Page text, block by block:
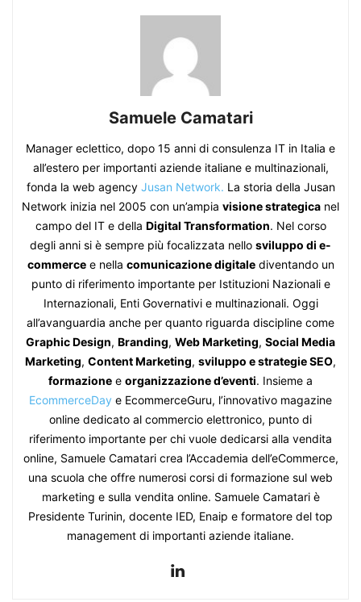
Samuele Camatari
Manager eclettico, dopo 15 anni di consulenza IT in Italia e
all’estero per importanti aziende italiane e multinazionali,
fonda la web agency Jusan Network. La storia della Jusan
Network inizia nel 2005 con un’ampia visione strategica nel
campo del IT e della Digital Transformation. Nel corso
degli anni si è sempre più focalizzata nello sviluppo di e-
commercee nella comunicazione digitalediventando un
punto di riferimento importante per Istituzioni Nazionali e
Internazionali, Enti Governativi e multinazionali. Oggi
all’avanguardia anche per quanto riguarda discipline come
Graphic Design, Branding, Web Marketing, Social Media
Marketing, Content Marketing, sviluppo e strategie SEO,
formazione e organizzazione d’eventi. Insieme a
EcommerceDay e EcommerceGuru, l’innovativo magazine
online dedicato al commercio elettronico, punto di
riferimento importante per chi vuole dedicarsi alla vendita
online, Samuele Camatari crea l’Accademia dell’eCommerce,
una scuola che offre numerosi corsi di formazione sul web
marketing e sulla vendita online. Samuele Camatari è
Presidente Turinin, docente IED, Enaip e formatore del top
management di importanti aziende italiane.